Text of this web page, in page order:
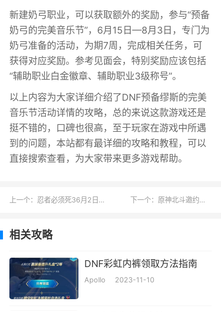
新建奶弓职业，可以获取额外的奖励，参与“预备
奶弓的完美音乐节”，6月15日—8月3日，专门为
奶弓准备的活动，为期7周，完成相关任务，可
获得对应奖励。参考见面会，特别奖励应该包括
“辅助职业白金徽章、辅助职业3级称号”。
以上内容为大家详细介绍了DNF预备缪斯的完美
音乐节活动详情的攻略，总的来说这款游戏还是
挺不错的，口碑也很高，至于玩家在游戏中所遇
到的问题，本站都有最详细的攻略和教程，可以
直接搜索查看，为大家带来更多游戏帮助。
上一个：忍者必须死36月2日兑换码礼包2023一览 下一个：原神北斗邀约隐藏成就如何达成
相关攻略
DNF彩虹内裤领取方法指南
Apollo 2023-11-10